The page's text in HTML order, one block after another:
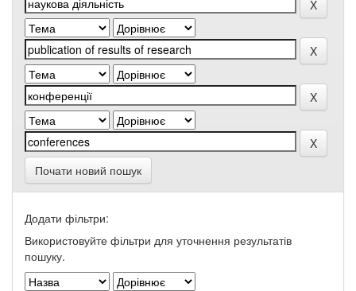
Почати новий пошук
Додати фільтри:
Використовуйте фільтри для уточнення результатів
пошуку.